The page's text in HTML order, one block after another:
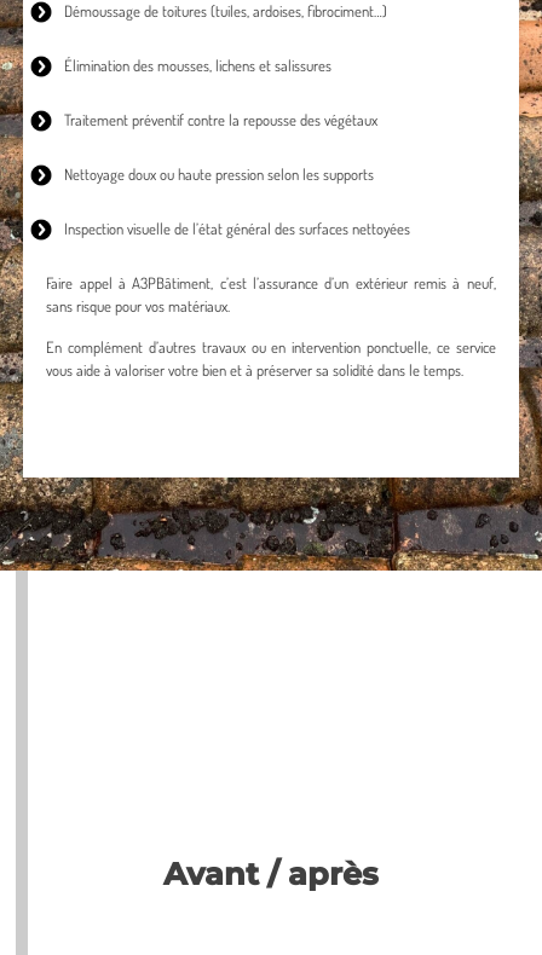
Démoussage de toitures(tuiles, ardoises, fibrociment…)
Élimination des mousses, lichens et salissures
Traitement préventif contre la repousse des végétaux
Nettoyage doux ou haute pression selon les supports
Inspection visuelle de l’état général des surfaces nettoyées
Faire appel à A3PBâtiment, c’est l’assurance d’un extérieur remis à neuf,
sans risque pour vos matériaux.
En complément d’autres travaux ou en intervention ponctuelle, ce service
vous aide à valoriser votre bien et à préserver sa solidité dans le temps.
Avant / après